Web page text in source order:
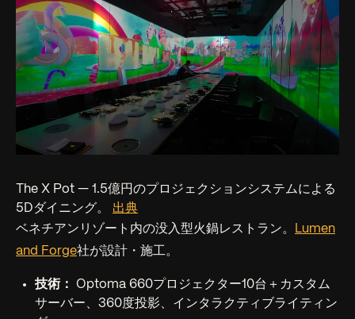
The X Pot — 1.5億円のプロジェクションシステムによる
5Dダイニング。 出典
ベネチアンリゾート内の没入型火鍋レストラン。
Lumen
and Forge社が設計・施工。
技術：
Optoma 660プロジェクター10台＋カスタム
サーバー、360度投影、インタラクティブライティン